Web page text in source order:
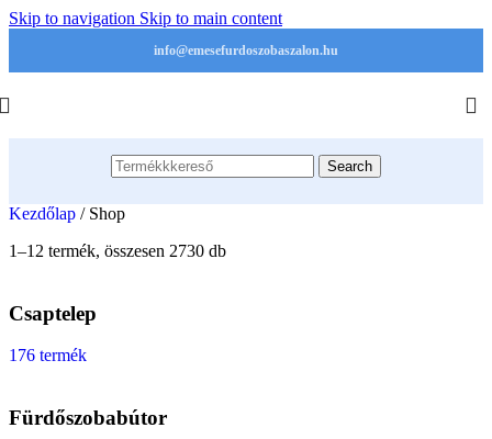
Skip to navigation Skip to main content
info@emesefurdoszobaszalon.hu
Search
Kezdőlap / Shop
1–12 termék, összesen 2730 db
Csaptelep
176 termék
Fürdőszobabútor